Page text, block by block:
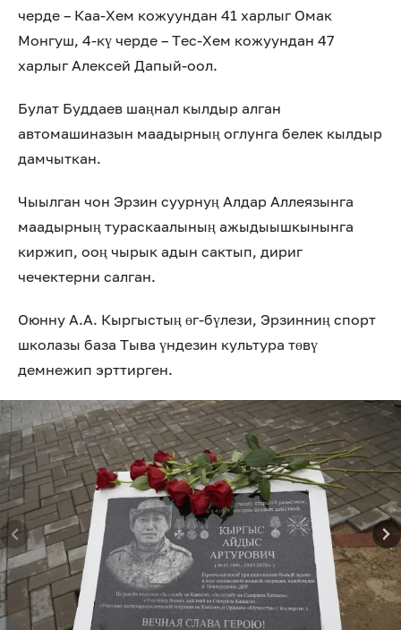
черде – Каа-Хем кожуундан 41 харлыг Омак
Монгуш, 4-кү черде – Тес-Хем кожуундан 47
харлыг Алексей Дапый-оол.
Булат Буддаев шаңнал кылдыр алган
автомашиназын маадырның оглунга белек кылдыр
дамчыткан.
Чыылган чон Эрзин суурнуң Алдар Аллеязынга
маадырның тураскаалының ажыдыышкынынга
киржип, ооң чырык адын сактып, дириг
чечектерни салган.
Оюнну А.А. Кыргыстың өг-бүлези, Эрзинниң спорт
школазы база Тыва үндезин культура төвү
демнежип эрттирген.